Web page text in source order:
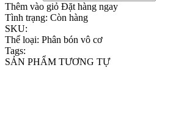
Thêm vào giỏ Đặt hàng ngay
Tình trạng: Còn hàng
SKU:
Thể loại: Phân bón vô cơ
Tags:
SẢN PHẨM TƯƠNG TỰ